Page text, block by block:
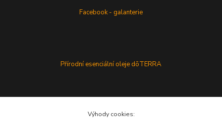
Facebook - galanterie
Přírodní esenciální oleje dōTERRA
Výhody cookies: